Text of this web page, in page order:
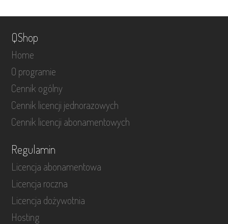
QShop
Home
O programie
Cennik ogólny
Cennik licencji jednorazowych
Cennik licencji abonamentowych
Regulamin
Licencja abonamentowa
Licencja roczna
Licencja dożywotnia
Hosting